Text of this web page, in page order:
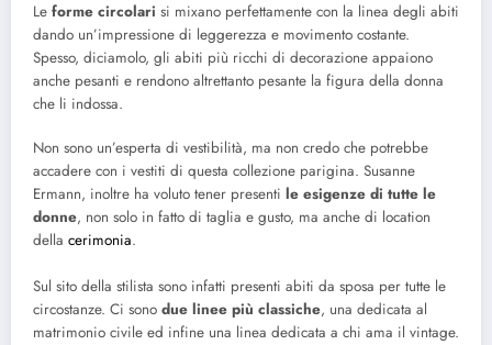
Le forme circolari si mixano perfettamente con la linea degli abiti
dando un’impressione di leggerezza e movimento costante.
Spesso, diciamolo, gli abiti più ricchi di decorazione appaiono
anche pesanti e rendono altrettanto pesante la figura della donna
che li indossa.
Non sono un’esperta di vestibilità, ma non credo che potrebbe
accadere con i vestiti di questa collezione parigina. Susanne
Ermann, inoltre ha voluto tener presenti le esigenze di tutte le
donne, non solo in fatto di taglia e gusto, ma anche di location
della cerimonia.
Sul sito della stilista sono infatti presenti abiti da sposa per tutte le
circostanze. Ci sono due linee più classiche, una dedicata al
matrimonio civile ed infine una linea dedicata a chi ama il vintage.